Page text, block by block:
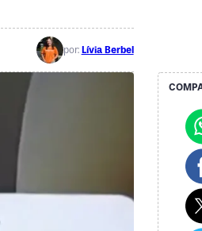
por: Lívia Berbel